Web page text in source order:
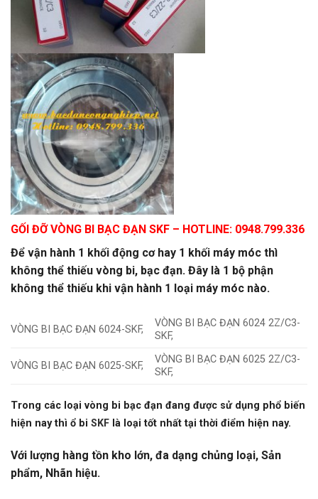
GỐI ĐỠ VÒNG BI BẠC ĐẠN SKF – HOTLINE: 0948.799.336
Để vận hành 1 khối động cơ hay 1 khối máy móc thì
không thể thiếu vòng bi, bạc đạn. Đây là 1 bộ phận
không thể thiếu khi vận hành 1 loại máy móc nào.
VÒNG BI BẠC ĐẠN 6024-SKF,
VÒNG BI BẠC ĐẠN 6024 2Z/C3-
SKF,
VÒNG BI BẠC ĐẠN 6025-SKF,
VÒNG BI BẠC ĐẠN 6025 2Z/C3-
SKF,
Trong các loại vòng bi bạc đạn đang được sử dụng phổ biến
hiện nay thì ổ bi SKF là loại tốt nhất tại thời điểm hiện nay.
Với lượng hàng tồn kho lớn, đa dạng chủng loại, Sản
phẩm, Nhãn hiệu.